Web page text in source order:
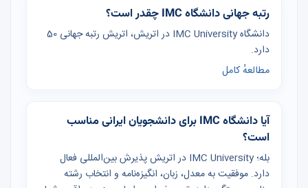
رتبه جهانی دانشگاه IMC چقدر است؟
دانشگاه IMC University در اتریش، اتریش رتبه جهانی 50
دارد.
مطالعهٔ کامل
آیا دانشگاه IMC برای دانشجویان ایرانی مناسب
است؟
بله؛ IMC University در اتریش پذیرش بین‌المللی فعال
دارد. موفقیت به معدل، زبان، انگیزه‌نامه و انتخاب رشته